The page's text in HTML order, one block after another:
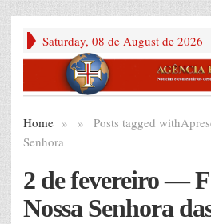
Saturday, 08 de August de 2026
Home » Posts tagged with
»
Senhora
2 de fevereiro —
Nossa Senhora